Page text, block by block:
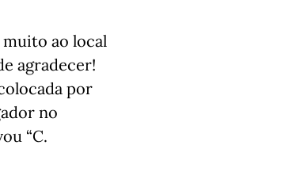
muito ao local
agradecer!
por
no
“C.